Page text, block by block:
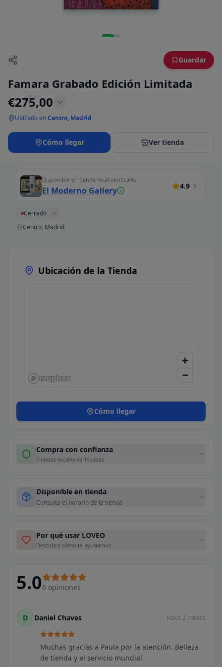
Guardar
Famara Grabado Edición Limitada
€275,00
Ubicado enCentro, Madrid
Cómo llegar Ver tienda
Disponible en tienda local verificada
El Moderno Gallery 4.9
Cerrado
Centro, Madrid
Ubicación de la Tienda
Cómo llegar
Compra con confianza
Tiendas locales verificadas
Disponible en tienda
Consulta el horario de la tienda
Por qué usar LOVEO
Descubre cómo te ayudamos
5.06 opiniones
D Daniel Chaves Hace 2 meses
Muchas gracias a Paula por la atención. Belleza
de tienda y el servicio mundial.